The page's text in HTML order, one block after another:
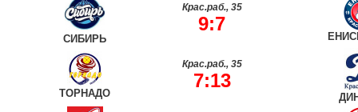
СИБИРЬ
Крас.раб., 35
9:7
ТОРНАДО
Крас.раб., 35
7:13